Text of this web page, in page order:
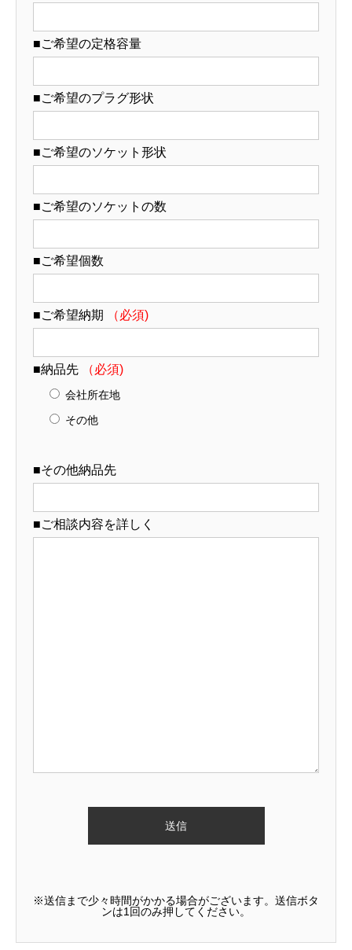
■ご希望の定格容量
■ご希望のプラグ形状
■ご希望のソケット形状
■ご希望のソケットの数
■ご希望個数
■ご希望納期 （必須)
■納品先 （必須)
会社所在地
その他
■その他納品先
■ご相談内容を詳しく
※送信まで少々時間がかかる場合がございます。送信ボタ
ンは1回のみ押してください。